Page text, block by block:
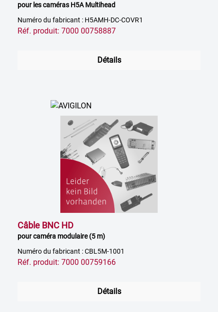
pour les caméras H5A Multihead
Numéro du fabricant : H5AMH-DC-COVR1
Réf. produit: 7000 00758887
Détails
Câble BNC HD
pour caméra modulaire (5 m)
Numéro du fabricant : CBL5M-1001
Réf. produit: 7000 00759166
Détails